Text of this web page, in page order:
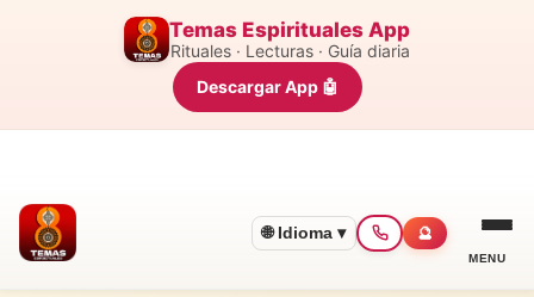
Temas Espirituales App
Rituales · Lecturas · Guía diaria
Descargar App 🤖
🌐 Idioma ▾ 🔮
MENU